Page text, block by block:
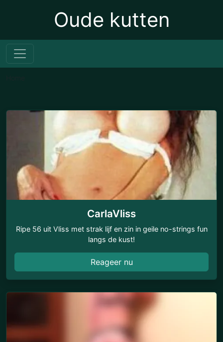
Oude kutten
CarlaVliss
Ripe 56 uit Vliss met strak lijf en zin in geile no-strings fun
langs de kust!
Reageer nu